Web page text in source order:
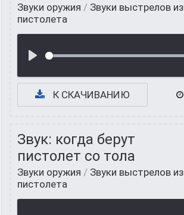
Звуки оружия / Звуки выстрелов из
пистолета
К СКАЧИВАНИЮ
Звук: когда берут
пистолет со тола
Звуки оружия / Звуки выстрелов из
пистолета